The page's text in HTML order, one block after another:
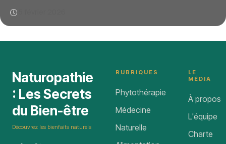
Naturopathie
: Les Secrets
du Bien-être
Découvrez les bienfaits naturels
RUBRIQUES
Phytothérapie
Médecine
Naturelle
LE
MÉDIA
À propos
L'équipe
Charte